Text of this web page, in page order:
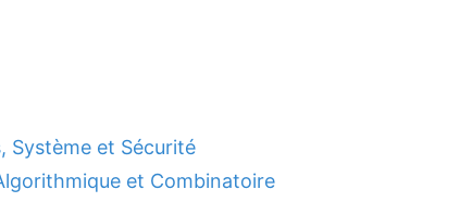
Système et Sécurité
et Combinatoire